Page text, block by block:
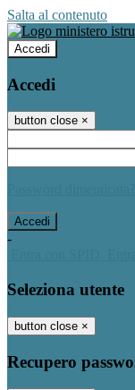
Salta al contenuto
Accedi
Accedi
button close ×
-
Seleziona utente
button close ×
Recupero